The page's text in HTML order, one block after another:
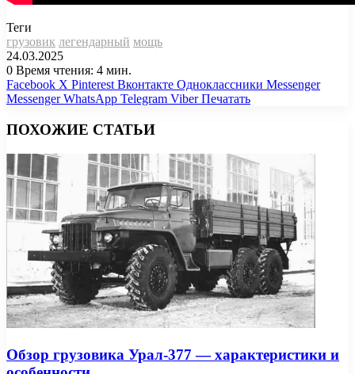
Теги
грузовик легендарный мощь
24.03.2025
0 Время чтения: 4 мин.
Facebook X Pinterest Вконтакте Одноклассники Messenger
Messenger WhatsApp Telegram Viber Печатать
ПОХОЖИЕ СТАТЬИ
Обзор грузовика Урал-377 — характеристики и